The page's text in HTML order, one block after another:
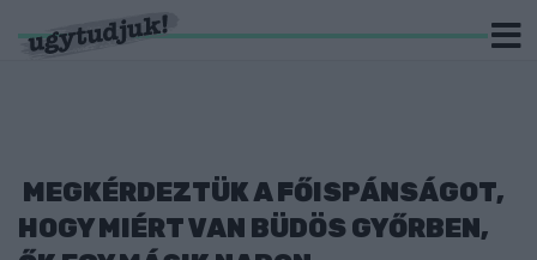
MEGKÉRDEZTÜK A FŐISPÁNSÁGOT,
HOGY MIÉRT VAN BÜDÖS GYŐRBEN,